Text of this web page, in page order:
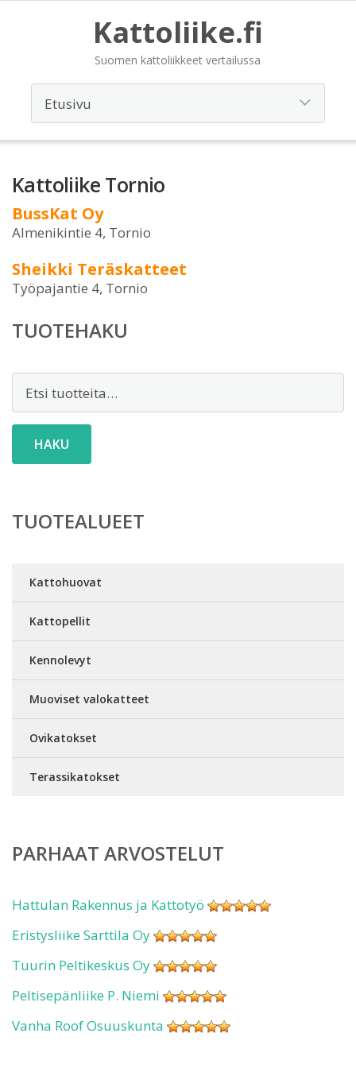
Kattoliike.fi
Suomen kattoliikkeet vertailussa
Kattoliike Tornio
BussKat Oy
Almenikintie 4, Tornio
Sheikki Teräskatteet
Työpajantie 4, Tornio
TUOTEHAKU
HAKU
TUOTEALUEET
Kattohuovat
Kattopellit
Kennolevyt
Muoviset valokatteet
Ovikatokset
Terassikatokset
PARHAAT ARVOSTELUT
Hattulan Rakennus ja Kattotyö
Eristysliike Sarttila Oy
Tuurin Peltikeskus Oy
Peltisepänliike P. Niemi
Vanha Roof Osuuskunta